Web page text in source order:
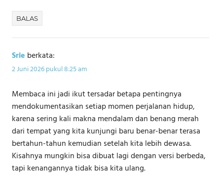
BALAS
Srie berkata:
2 Juni 2026 pukul 8:25 am
Membaca ini jadi ikut tersadar betapa pentingnya
mendokumentasikan setiap momen perjalanan hidup,
karena sering kali makna mendalam dan benang merah
dari tempat yang kita kunjungi baru benar-benar terasa
bertahun-tahun kemudian setelah kita lebih dewasa.
Kisahnya mungkin bisa dibuat lagi dengan versi berbeda,
tapi kenangannya tidak bisa kita ulang.